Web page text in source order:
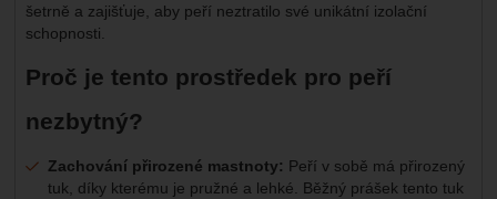
šetrně a zajišťuje, aby peří neztratilo své unikátní izolační
schopnosti.
Proč je tento prostředek pro peří
nezbytný?
Zachování přirozené mastnoty: Peří v sobě má přirozený
tuk, díky kterému je pružné a lehké. Běžný prášek tento tuk